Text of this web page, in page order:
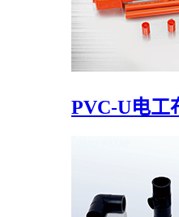
PVC-U电工